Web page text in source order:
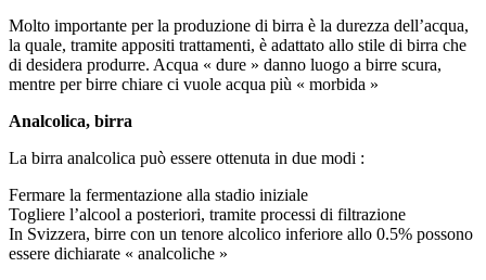
Molto importante per la produzione di birra è la durezza dell’acqua,
la quale, tramite appositi trattamenti, è adattato allo stile di birra che
di desidera produrre. Acqua « dure » danno luogo a birre scura,
mentre per birre chiare ci vuole acqua più « morbida »
Analcolica, birra
La birra analcolica può essere ottenuta in due modi :
Fermare la fermentazione alla stadio iniziale
Togliere l’alcool a posteriori, tramite processi di filtrazione
In Svizzera, birre con un tenore alcolico inferiore allo 0.5% possono
essere dichiarate « analcoliche »